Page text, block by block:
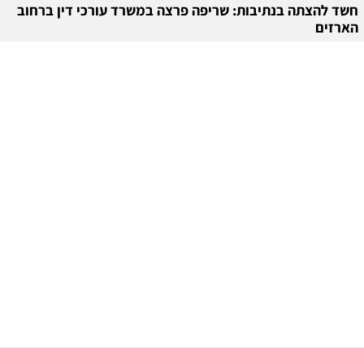
חשד להצתה בנתיבות: שריפה פרצה במשרד עורכי דין ברחוב
הארזים